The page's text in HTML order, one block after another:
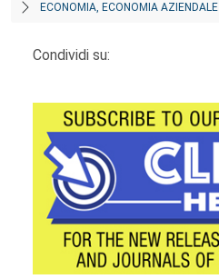
ECONOMIA, ECONOMIA AZIENDALE
Condividi su: